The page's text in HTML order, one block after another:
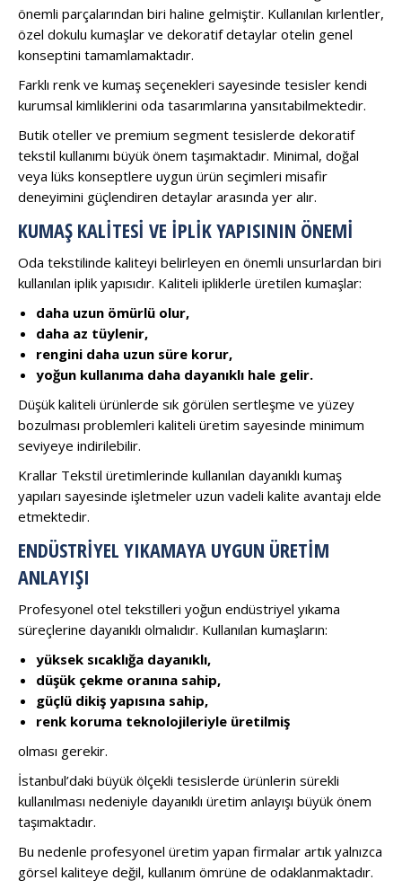
önemli parçalarından biri haline gelmiştir. Kullanılan kırlentler,
özel dokulu kumaşlar ve dekoratif detaylar otelin genel
konseptini tamamlamaktadır.
Farklı renk ve kumaş seçenekleri sayesinde tesisler kendi
kurumsal kimliklerini oda tasarımlarına yansıtabilmektedir.
Butik oteller ve premium segment tesislerde dekoratif
tekstil kullanımı büyük önem taşımaktadır. Minimal, doğal
veya lüks konseptlere uygun ürün seçimleri misafir
deneyimini güçlendiren detaylar arasında yer alır.
KUMAŞ KALITESI VE İPLIK YAPISININ ÖNEMI
Oda tekstilinde kaliteyi belirleyen en önemli unsurlardan biri
kullanılan iplik yapısıdır. Kaliteli ipliklerle üretilen kumaşlar:
daha uzun ömürlü olur,
daha az tüylenir,
rengini daha uzun süre korur,
yoğun kullanıma daha dayanıklı hale gelir.
Düşük kaliteli ürünlerde sık görülen sertleşme ve yüzey
bozulması problemleri kaliteli üretim sayesinde minimum
seviyeye indirilebilir.
Krallar Tekstil üretimlerinde kullanılan dayanıklı kumaş
yapıları sayesinde işletmeler uzun vadeli kalite avantajı elde
etmektedir.
ENDÜSTRIYEL YIKAMAYA UYGUN ÜRETIM
ANLAYIŞI
Profesyonel otel tekstilleri yoğun endüstriyel yıkama
süreçlerine dayanıklı olmalıdır. Kullanılan kumaşların:
yüksek sıcaklığa dayanıklı,
düşük çekme oranına sahip,
güçlü dikiş yapısına sahip,
renk koruma teknolojileriyle üretilmiş
olması gerekir.
İstanbul’daki büyük ölçekli tesislerde ürünlerin sürekli
kullanılması nedeniyle dayanıklı üretim anlayışı büyük önem
taşımaktadır.
Bu nedenle profesyonel üretim yapan firmalar artık yalnızca
görsel kaliteye değil, kullanım ömrüne de odaklanmaktadır.